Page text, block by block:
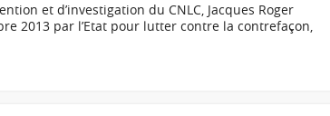
et d’investigation du CNLC, Jacques Roger
2013 par l’Etat pour lutter contre la contrefaçon,